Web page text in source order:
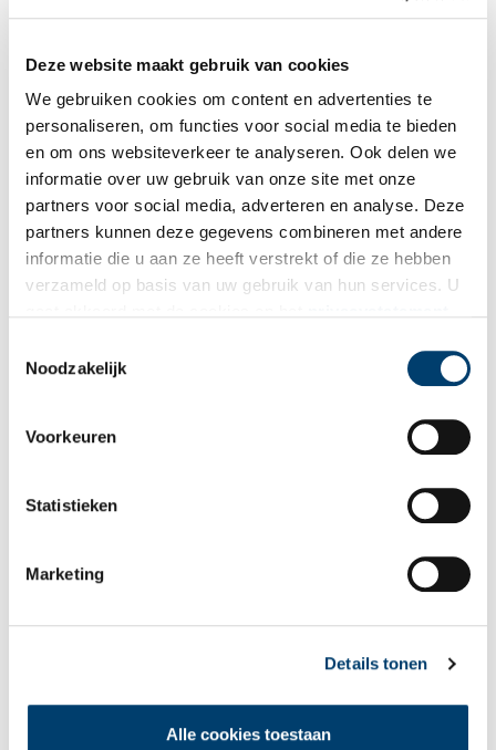
Deze website maakt gebruik van cookies
We gebruiken cookies om content en advertenties te
personaliseren, om functies voor social media te bieden
en om ons websiteverkeer te analyseren. Ook delen we
informatie over uw gebruik van onze site met onze
partners voor social media, adverteren en analyse. Deze
partners kunnen deze gegevens combineren met andere
informatie die u aan ze heeft verstrekt of die ze hebben
verzameld op basis van uw gebruik van hun services. U
Noodzakelijk
Voorkeuren
Statistieken
Marketing
Details tonen
Alle cookies toestaan
informatie opwww.zeehavenmuseum.nl.
Bron:IJmuider Zee- en Havenmuseum
Publicatiedatum: 17/02/2025
Ontvang de nieuwsbrief
laatste erfgoednieuws? Schrijf u dan nu in voor onze
Aanvullingen